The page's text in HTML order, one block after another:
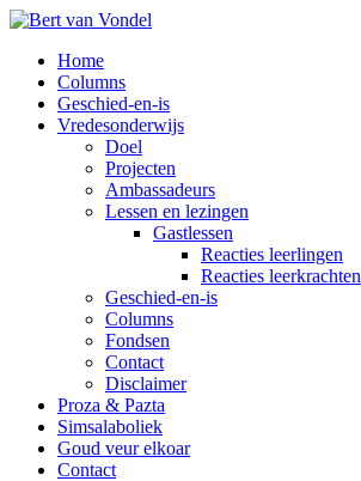
Overslaan
hoofd
inhoud
Toggle
mobiel
menu
Home
Columns
Geschied-en-is
Vredesonderwijs
Doel
Projecten
Ambassadeurs
Lessen en lezingen
Gastlessen
Reacties leerlingen
Reacties leerkrachten
Geschied-en-is
Columns
Fondsen
Contact
Disclaimer
Proza & Pazta
Simsalaboliek
Goud veur elkoar
Contact